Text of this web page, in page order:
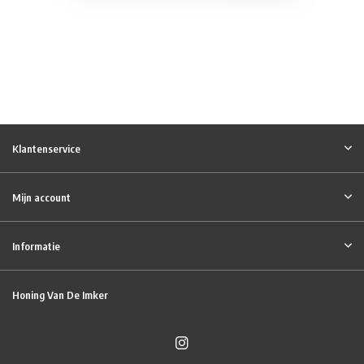
Klantenservice
Mijn account
Informatie
Honing Van De Imker